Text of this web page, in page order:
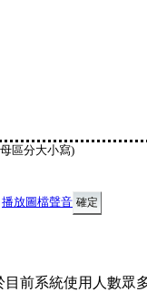
區分大小寫)
播放圖檔聲音
前系統使用人數眾